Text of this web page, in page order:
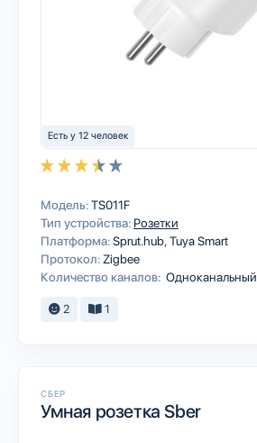
Есть у 12 человек
Модель:TS011F
Тип устройства: Розетки
Платформа:Sprut.hubTuya Smart
Протокол: Zigbee
Количество каналов: Одноканальный
2 1
СБЕР
Умная розетка Sber